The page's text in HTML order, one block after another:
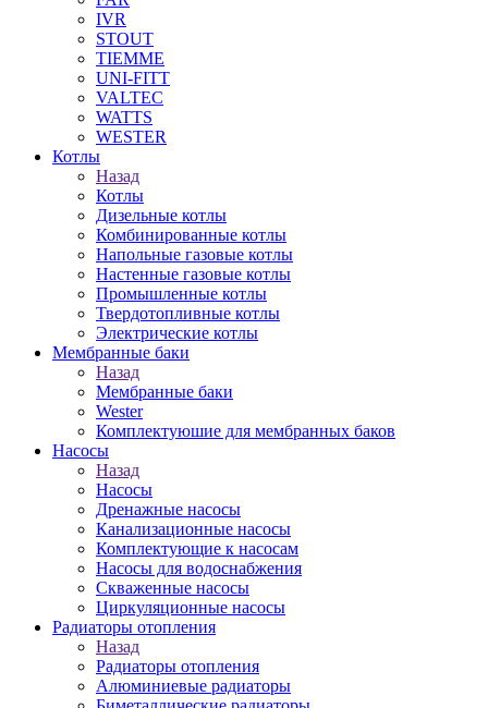
IVR
STOUT
TIEMME
UNI-FITT
VALTEC
WATTS
WESTER
Котлы
Назад
Котлы
Дизельные котлы
Комбинированные котлы
Напольные газовые котлы
Настенные газовые котлы
Промышленные котлы
Твердотопливные котлы
Электрические котлы
Мембранные баки
Назад
Мембранные баки
Wester
Комплектуюшие для мембранных баков
Насосы
Назад
Насосы
Дренажные насосы
Канализационные насосы
Комплектующие к насосам
Насосы для водоснабжения
Скваженные насосы
Циркуляционные насосы
Радиаторы отопления
Назад
Радиаторы отопления
Алюминиевые радиаторы